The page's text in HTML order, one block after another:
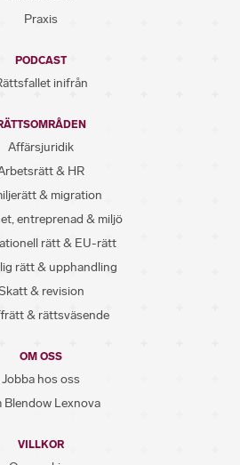
Praxis
PODCAST
inifrån
Affärsjuridik
& HR
& migration
entreprenad & miljö
rätt & EU-rätt
rätt & upphandling
& revision
& rättsväsende
OM OSS
Jobba hos oss
Blendow Lexnova
VILLKOR